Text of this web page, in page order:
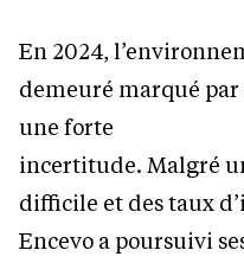
En 2024,
demeuré marqué
une forte
incertitude. Malgré
difficile et des taux
Encevo a poursuivi